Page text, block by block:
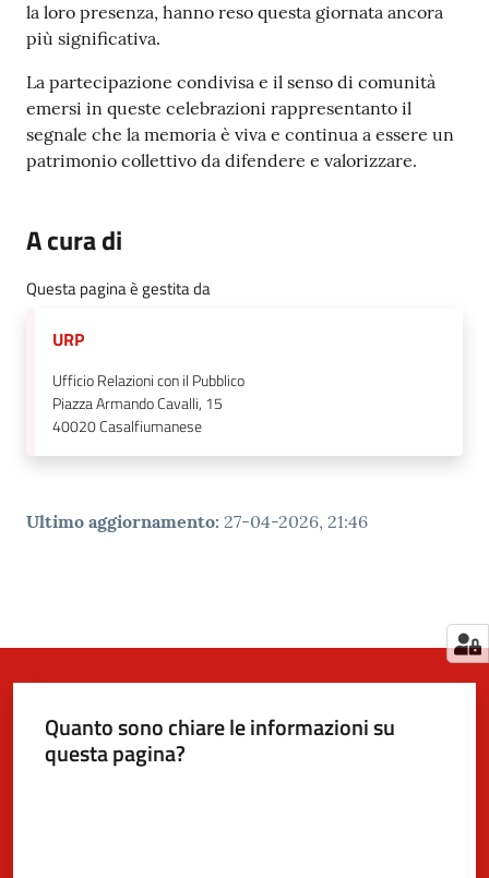
la loro presenza, hanno reso questa giornata ancora
più significativa.
La partecipazione condivisa e il senso di comunità
emersi in queste celebrazioni rappresentanto il
segnale che la memoria è viva e continua a essere un
patrimonio collettivo da difendere e valorizzare.
A cura di
Questa pagina è gestita da
URP
Ufficio Relazioni con il Pubblico
Piazza Armando Cavalli, 15
40020Casalfiumanese
Ultimo aggiornamento: 27-04-2026, 21:46
Quanto sono chiare le informazioni su
questa pagina?